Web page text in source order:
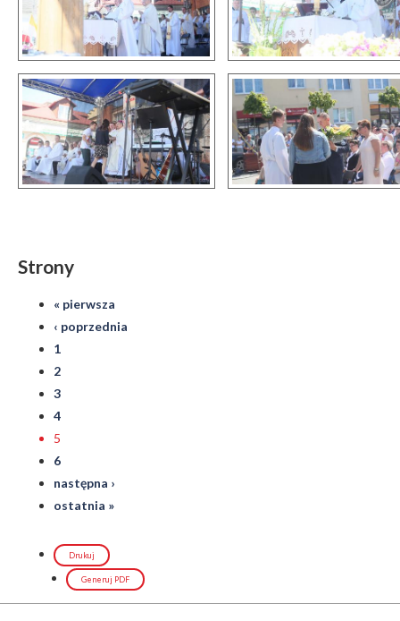
Strony
« pierwsza
‹ poprzednia
1
2
3
4
5
6
następna ›
ostatnia »
Drukuj
Generuj PDF